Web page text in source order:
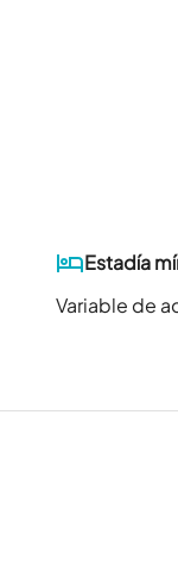
Estadía
Variable de